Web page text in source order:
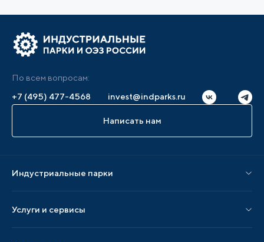
По всем вопросам:
+7 (495) 477-4568
invest@indparks.ru
Написать нам
Индустриальные парки
Парки по регионам
Услуги и сервисы